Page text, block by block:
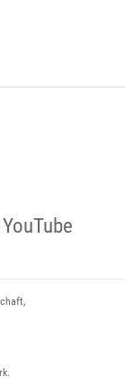
YouTube